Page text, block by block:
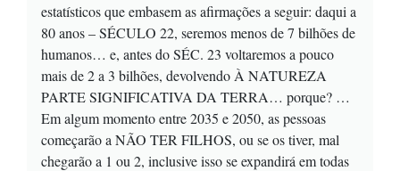
estatísticos que embasem as afirmações a seguir: daqui a
80 anos – SÉCULO 22, seremos menos de 7 bilhões de
humanos… e, antes do SÉC. 23 voltaremos a pouco
mais de 2 a 3 bilhões, devolvendo À NATUREZA
PARTE SIGNIFICATIVA DA TERRA… porque? …
Em algum momento entre 2035 e 2050, as pessoas
começarão a NÃO TER FILHOS, ou se os tiver, mal
chegarão a 1 ou 2, inclusive isso se expandirá em todas